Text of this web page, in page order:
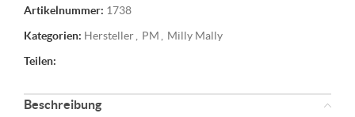
Artikelnummer: 1738
Kategorien: Hersteller, PM, Milly Mally
Teilen:
Beschreibung